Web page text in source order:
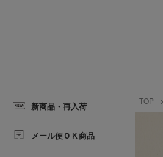
TOP
新商品・再入荷
メール便ＯＫ商品